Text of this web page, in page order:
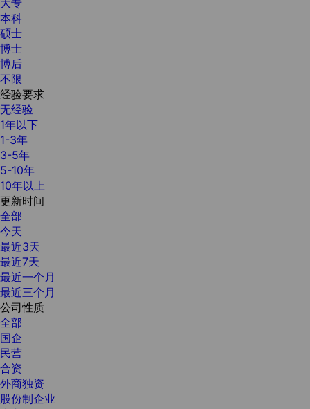
本科
硕士
博士
博后
不限
经验要求
无经验
1年以下
1-3年
3-5年
5-10年
10年以上
更新时间
全部
今天
最近3天
最近7天
最近一个月
最近三个月
公司性质
全部
国企
民营
合资
外商独资
股份制企业